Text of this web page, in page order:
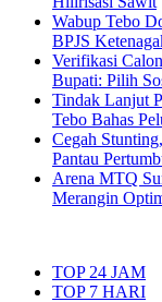
Wabup Tebo
BPJS
Verifikasi
Bupati: Pilih
Tindak Lanjut
Tebo Bahas
Cegah
Pantau
Arena MTQ
Merangin
TOP 24 JAM
TOP 7 HARI